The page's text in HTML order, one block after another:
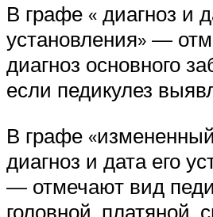
В графе « диагноз и
установления» —
диагноз основного
если педикулез
В графе
диагноз и дата его
— отмечают вид
головной, платяной,